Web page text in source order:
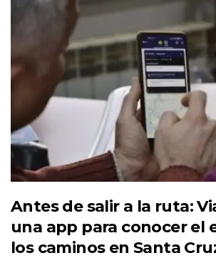
Antes de salir a la ruta:
una app para conocer el
los caminos en Santa